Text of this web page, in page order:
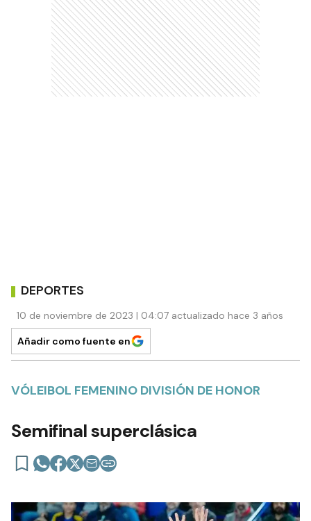
DEPORTES
10 de noviembre de 2023 | 04:07 actualizado hace 3 años
Añadir como fuente en
VÓLEIBOL FEMENINO DIVISIÓN DE HONOR
Semifinal superclásica